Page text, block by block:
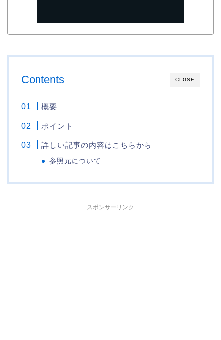
CLOSE
Contents
概要
ポイント
詳しい記事の内容はこちらから
参照元について
スポンサーリンク